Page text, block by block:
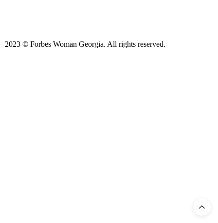
2023 © Forbes Woman Georgia. All rights reserved.